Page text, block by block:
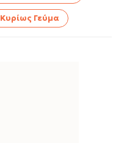
Κυρίως Γεύμα